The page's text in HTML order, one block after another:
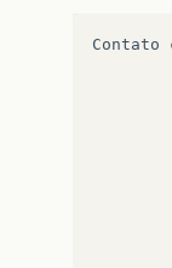
Contato